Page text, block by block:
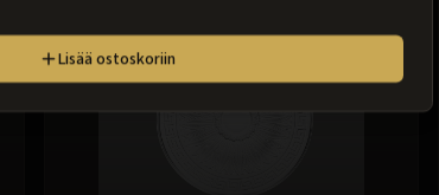
Lisää ostoskoriin